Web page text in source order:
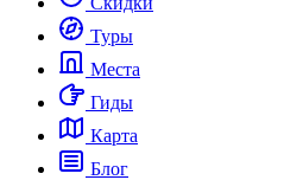
Туры
Места
Гиды
Карта
Блог